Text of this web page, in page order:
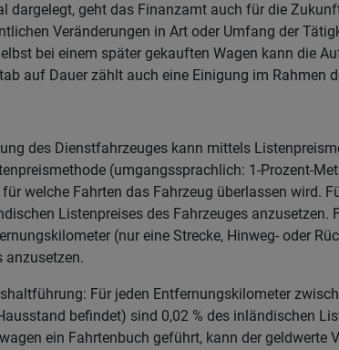
dargelegt, geht das Finanzamt auch für die
Veränderungen in Art oder Umfang der
bei einem später gekauften Wagen kann die
auf Dauer zählt auch eine Einigung im Rahmen
des Dienstfahrzeuges kann mittels
(umgangssprachlich: 1-Prozent-
welche Fahrten das Fahrzeug überlassen wird.
Listenpreises des Fahrzeuges anzusetzen.
(nur eine Strecke, Hinweg- oder
anzusetzen.
Für jeden Entfernungskilometer
befindet) sind 0,02 % des inländischen
ein Fahrtenbuch geführt, kann der geldwerte